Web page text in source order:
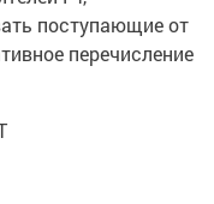
поступающие от
перечисление